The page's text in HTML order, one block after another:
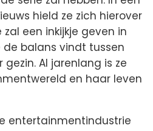
hield ze zich hierover
een inkijkje geven in
de balans vindt tussen
Al jarenlang is ze
en haar leven
entertainmentindustrie